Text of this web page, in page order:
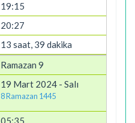
19:15
20:27
13 saat, 39 dakika
Ramazan 9
19 Mart 2024 - Salı
8 Ramazan 1445
05:35